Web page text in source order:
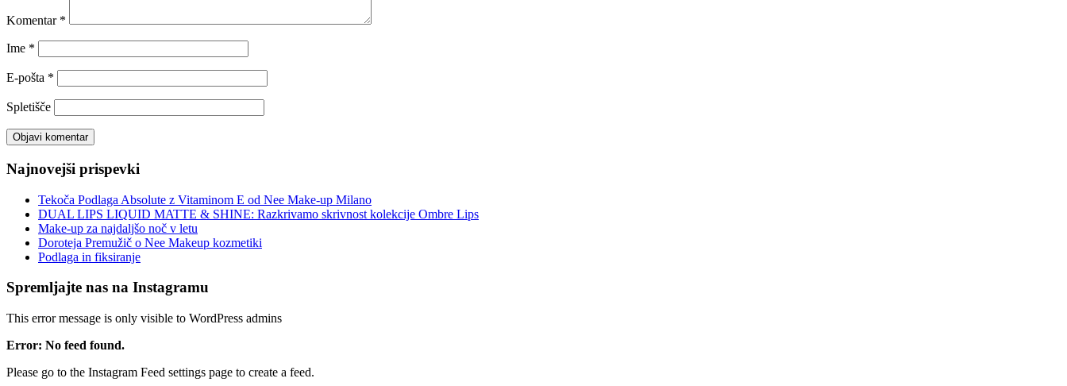
Komentar *
Ime *
E-pošta *
Spletišče
Najnovejši prispevki
Tekoča Podlaga Absolute z Vitaminom E od Nee Make-up Milano
DUAL LIPS LIQUID MATTE & SHINE: Razkrivamo skrivnost kolekcije Ombre Lips
Make-up za najdaljšo noč v letu
Doroteja Premužič o Nee Makeup kozmetiki
Podlaga in fiksiranje
Spremljajte nas na Instagramu
This error message is only visible to WordPress admins
Error: No feed found.
Please go to the Instagram Feed settings page to create a feed.